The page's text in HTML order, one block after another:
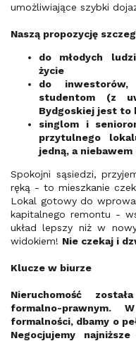
umożliwiające szybki
Naszą propozycję
do młodych
życie
do inwestorów,
studentom (z
Bydgoskiej jest to
singlom i
przytulnego
jedną, a
Spokojni sąsiedzi,
ręką - to mieszkanie
Lokal gotowy do
kapitalnego remontu -
układ lepszy niż w
widokiem! Nie czekaj i
Klucze w biurze
Nieruchomość
formalno-prawnym.
formalności, dbamy o
Negocjujemy